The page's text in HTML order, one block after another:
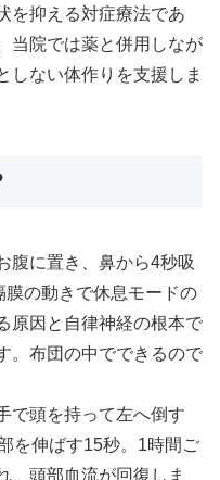
を抑える対症療法であ
当院では薬と併用しなが
しない体作りを支援しま
腹に置き、鼻から4秒吸
の動きで休息モードの
原因と自律神経の根本で
。布団の中でできるので
で頭を持って左へ倒す
を伸ばす15秒。1時間ご
、頭部血流が回復しま